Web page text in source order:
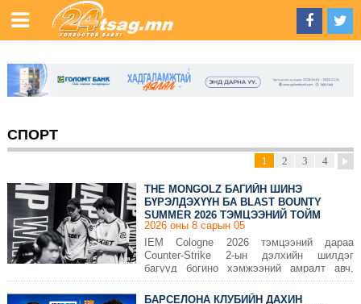
СПОРТ
1 2 3 4
THE MONGOLZ БАГИЙН ШИНЭ
БҮРЭЛДЭХҮҮН БА BLAST BOUNTY
SUMMER 2026 ТЭМЦЭЭНИЙ ТОЙМ
2026 оны 8 сарын 05
IEM Cologne 2026 тэмцээний дараа
Counter-Strike 2-ын дэлхийн шилдэг
багууд богино хэмжээний амралт авч,
бүрэлдэхүүндээ өөрчлөлт оруулсны нэг
нь The MongolZ баг байлаа.
БАРСЕЛОНА КЛУБИЙН ДАХИН